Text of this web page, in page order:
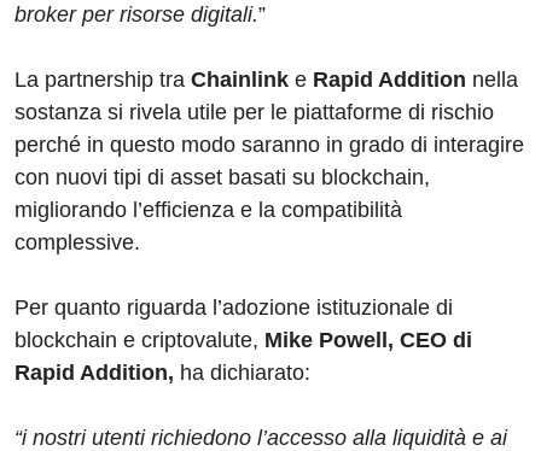
broker per risorse digitali.”
La partnership tra Chainlink e Rapid Addition nella
sostanza si rivela utile per le piattaforme di rischio
perché in questo modo saranno in grado di interagire
con nuovi tipi di asset basati su blockchain,
migliorando l’efficienza e la compatibilità
complessive.
Per quanto riguarda l’adozione istituzionale di
blockchain e criptovalute, Mike Powell, CEO di
Rapid Addition, ha dichiarato:
“i nostri utenti richiedono l’accesso alla liquidità e ai